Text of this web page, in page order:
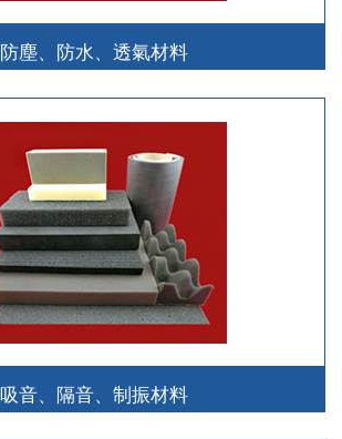
防塵、防水、透氣材料
吸音、隔音、制振材料